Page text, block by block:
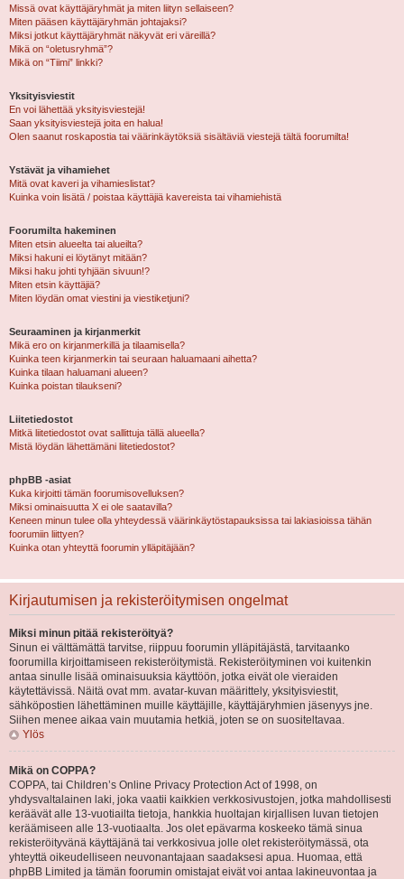
Missä ovat käyttäjäryhmät ja miten liityn sellaiseen?
Miten pääsen käyttäjäryhmän johtajaksi?
Miksi jotkut käyttäjäryhmät näkyvät eri väreillä?
Mikä on “oletusryhmä”?
Mikä on “Tiimi” linkki?
Yksityisviestit
En voi lähettää yksityisviestejä!
Saan yksityisviestejä joita en halua!
Olen saanut roskapostia tai väärinkäytöksiä sisältäviä viestejä tältä foorumilta!
Ystävät ja vihamiehet
Mitä ovat kaveri ja vihamieslistat?
Kuinka voin lisätä / poistaa käyttäjiä kavereista tai vihamiehistä
Foorumilta hakeminen
Miten etsin alueelta tai alueilta?
Miksi hakuni ei löytänyt mitään?
Miksi haku johti tyhjään sivuun!?
Miten etsin käyttäjiä?
Miten löydän omat viestini ja viestiketjuni?
Seuraaminen ja kirjanmerkit
Mikä ero on kirjanmerkillä ja tilaamisella?
Kuinka teen kirjanmerkin tai seuraan haluamaani aihetta?
Kuinka tilaan haluamani alueen?
Kuinka poistan tilaukseni?
Liitetiedostot
Mitkä liitetiedostot ovat sallittuja tällä alueella?
Mistä löydän lähettämäni liitetiedostot?
phpBB -asiat
Kuka kirjoitti tämän foorumisovelluksen?
Miksi ominaisuutta X ei ole saatavilla?
Keneen minun tulee olla yhteydessä väärinkäytöstapauksissa tai lakiasioissa tähän
foorumiin liittyen?
Kuinka otan yhteyttä foorumin ylläpitäjään?
Kirjautumisen ja rekisteröitymisen ongelmat
Miksi minun pitää rekisteröityä?
Sinun ei välttämättä tarvitse, riippuu foorumin ylläpitäjästä, tarvitaanko
foorumilla kirjoittamiseen rekisteröitymistä. Rekisteröityminen voi kuitenkin
antaa sinulle lisää ominaisuuksia käyttöön, jotka eivät ole vieraiden
käytettävissä. Näitä ovat mm. avatar-kuvan määrittely, yksityisviestit,
sähköpostien lähettäminen muille käyttäjille, käyttäjäryhmien jäsenyys jne.
Siihen menee aikaa vain muutamia hetkiä, joten se on suositeltavaa.
Ylös
Mikä on COPPA?
COPPA, tai Children’s Online Privacy Protection Act of 1998, on
yhdysvaltalainen laki, joka vaatii kaikkien verkkosivustojen, jotka mahdollisesti
keräävät alle 13-vuotiailta tietoja, hankkia huoltajan kirjallisen luvan tietojen
keräämiseen alle 13-vuotiaalta. Jos olet epävarma koskeeko tämä sinua
rekisteröityvänä käyttäjänä tai verkkosivua jolle olet rekisteröitymässä, ota
yhteyttä oikeudelliseen neuvonantajaan saadaksesi apua. Huomaa, että
phpBB Limited ja tämän foorumin omistajat eivät voi antaa lakineuvontaa ja